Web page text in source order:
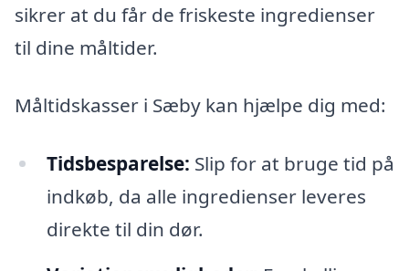
sikrer at du får de friskeste ingredienser
til dine måltider.
Måltidskasser i Sæby kan hjælpe dig med:
Tidsbesparelse: Slip for at bruge tid på
indkøb, da alle ingredienser leveres
direkte til din dør.